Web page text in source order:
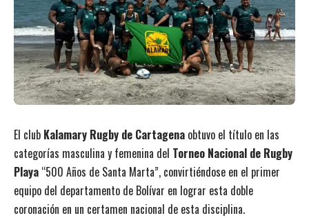
El club Kalamary Rugby de Cartagena obtuvo el título en las
categorías masculina y femenina del Torneo Nacional de Rugby
Playa “500 Años de Santa Marta”, convirtiéndose en el primer
equipo del departamento de Bolívar en lograr esta doble
coronación en un certamen nacional de esta disciplina.